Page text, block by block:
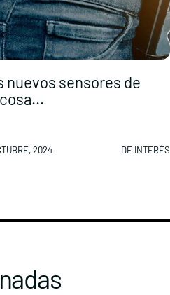
nuevos sensores de
2024 DE INTERÉS